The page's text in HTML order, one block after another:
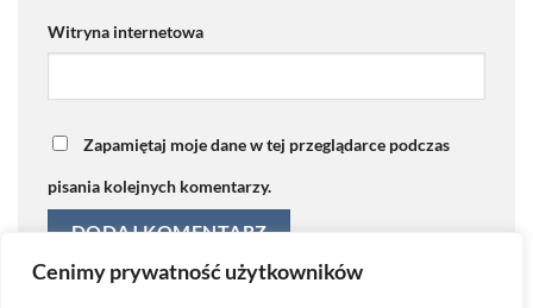
Cenimy prywatność użytkowników
Witryna internetowa
Zapamiętaj moje dane w tej przeglądarce podczas
pisania kolejnych komentarzy.